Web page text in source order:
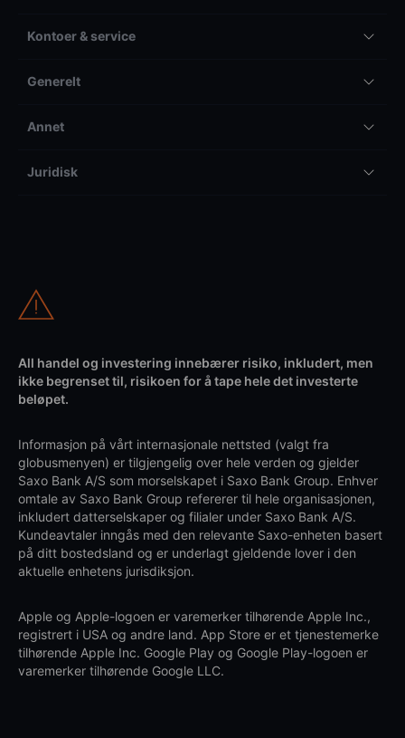
Kontoer & service
Generelt
Annet
Juridisk
All handel og investering innebærer risiko, inkludert, men
ikke begrenset til, risikoen for å tape hele det investerte
beløpet.
Informasjon på vårt internasjonale nettsted (valgt fra
globusmenyen) er tilgjengelig over hele verden og gjelder
Saxo Bank A/S som morselskapet i Saxo Bank Group. Enhver
omtale av Saxo Bank Group refererer til hele organisasjonen,
inkludert datterselskaper og filialer under Saxo Bank A/S.
Kundeavtaler inngås med den relevante Saxo-enheten basert
på ditt bostedsland og er underlagt gjeldende lover i den
aktuelle enhetens jurisdiksjon.
Apple og Apple-logoen er varemerker tilhørende Apple Inc.,
registrert i USA og andre land. App Store er et tjenestemerke
tilhørende Apple Inc. Google Play og Google Play-logoen er
varemerker tilhørende Google LLC.